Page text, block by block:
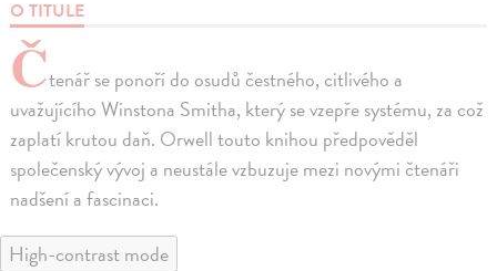
O TITULE
Čtenář se ponoří do osudů čestného, citlivého a
uvažujícího Winstona Smitha, který se vzepře systému, za což
zaplatí krutou daň. Orwell touto knihou předpověděl
společenský vývoj a neustále vzbuzuje mezi novými čtenáři
nadšení a fascinaci.
High-contrast mode